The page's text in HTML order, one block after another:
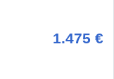
1.475 €